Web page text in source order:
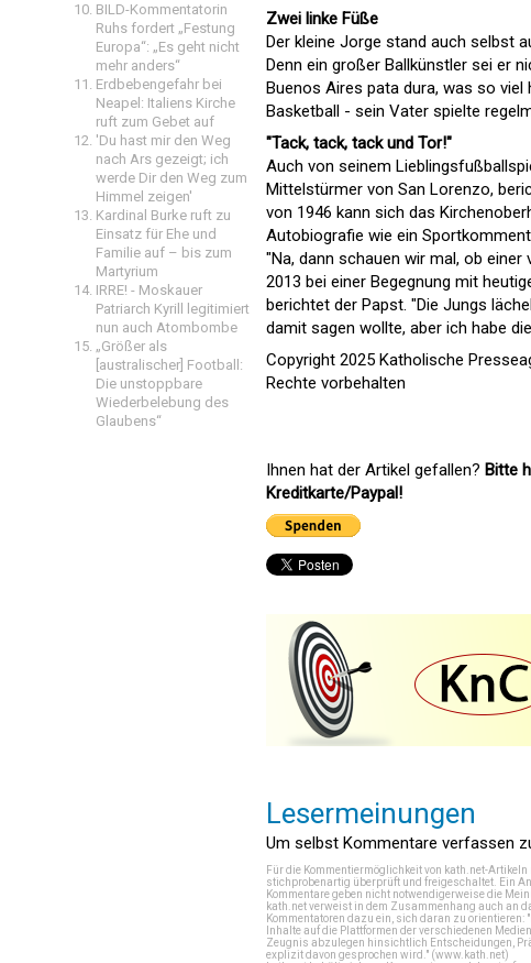
BILD-Kommentatorin
Ruhs fordert „Festung
Europa“: „Es geht nicht
mehr anders“
Erdbebengefahr bei
Neapel: Italiens Kirche
ruft zum Gebet auf
'Du hast mir den Weg
nach Ars gezeigt; ich
werde Dir den Weg zum
Himmel zeigen'
Kardinal Burke ruft zu
Einsatz für Ehe und
Familie auf – bis zum
Martyrium
IRRE! - Moskauer
Patriarch Kyrill legitimiert
nun auch Atombombe
„Größer als
[australischer] Football:
Die unstoppbare
Wiederbelebung des
Glaubens“
Zwei linke Füße
Der kleine Jorge stand auch selbst
Denn ein großer Ballkünstler sei er
Buenos Aires pata dura, was so viel
Basketball - sein Vater spielte
"Tack, tack, tack und Tor!"
Auch von seinem
Mittelstürmer von San Lorenzo,
von 1946 kann sich das
Autobiografie wie ein
"Na, dann schauen wir mal, ob
2013 bei einer Begegnung mit
berichtet der Papst. "Die Jungs
damit sagen wollte, aber ich habe
Copyright 2025 Katholische
Rechte vorbehalten
Ihnen hat der Artikel gefallen? Bitte
Kreditkarte/Paypal!
Lesermeinungen
Um selbst Kommentare verfassen
Für die Kommentiermöglichkeit von kath.net-Artikeln
stichprobenartig überprüft und freigeschaltet. Ein
Kommentare geben nicht notwendigerweise die
kath.net verweist in dem Zusammenhang auch an
Kommentatoren dazu ein, sich daran zu
Inhalte auf die Plattformen der verschiedenen
Zeugnis abzulegen hinsichtlich Entscheidungen,
explizit davon gesprochen wird." (www.kath.net)